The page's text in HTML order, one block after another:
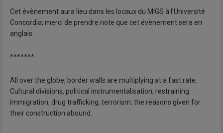
Cet évènement aura lieu dans les locaux du MIGS à l’Université
Concordia; merci de prendre note que cet évènement sera en
anglais.
*******
All over the globe, border walls are multiplying at a fast rate.
Cultural divisions, political instrumentalisation, restraining
immigration, drug trafficking, terrorism: the reasons given for
their construction abound.